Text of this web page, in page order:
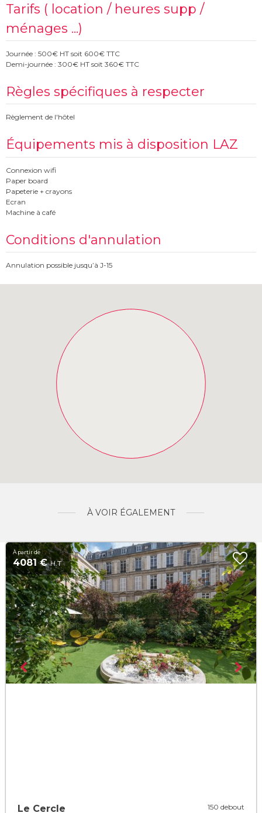
Tarifs ( location / heures supp /
ménages ...)
Journée : 500€ HT soit 600€ TTC
Demi-journée : 300€ HT soit 360€ TTC
Règles spécifiques à respecter
Règlement de l'hôtel
Équipements mis à disposition LAZ
Connexion wifi
Paper board
Papeterie + crayons
Ecran
Machine à café
Conditions d'annulation
Annulation possible jusqu’à J-15
À VOIR ÉGALEMENT
À partir de
4081 €H.T
Le Cercle
150 debout